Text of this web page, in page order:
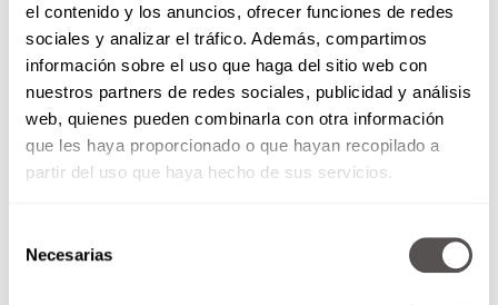
el contenido y los anuncios, ofrecer funciones de redes
sociales y analizar el tráfico. Además, compartimos
información sobre el uso que haga del sitio web con
nuestros partners de redes sociales, publicidad y análisis
web, quienes pueden combinarla con otra información
que les haya proporcionado o que hayan recopilado a
partir del uso que haya hecho de sus servicios.
Necesarias
Miércoles 20 de abril de 2016
Los 10 mandamientos del orden
Lo que comes afecta como te
sientes bbmudo: Qué hacer si tu
mascota no acepta...